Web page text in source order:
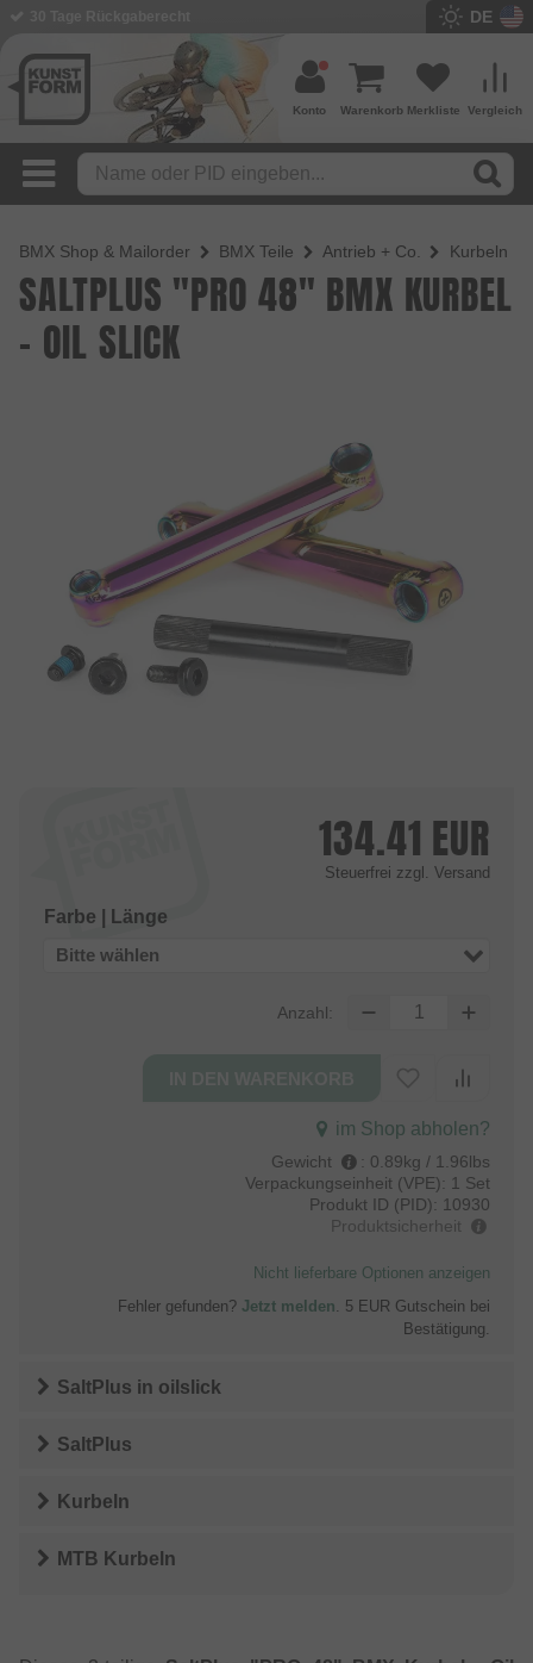
DE
Vergleich
Merkliste
Warenkorb
Konto
BMX Shop & Mailorder BMX Teile Antrieb + Co. Kurbeln
SALTPLUS "PRO 48" BMX KURBEL
- OIL SLICK
134.41 EUR
Steuerfrei zzgl. Versand
Farbe | Länge
Bitte wählen
Anzahl:
im Shop abholen?
Gewicht : 0.89kg / 1.96lbs
Verpackungseinheit (VPE): 1 Set
Produkt ID (PID): 10930
Produktsicherheit
Nicht lieferbare Optionen anzeigen
Fehler gefunden? Jetzt melden. 5 EUR Gutschein bei
Bestätigung.
SaltPlus in oilslick
SaltPlus
Kurbeln
MTB Kurbeln